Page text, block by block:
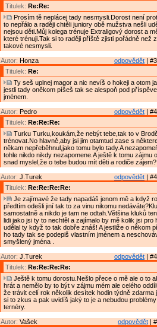
Titulek: Re:Re:
Prosím tě neplácej tady nesmysli.Dorost není
to nepřálo a raději chtěli juniory obě mužstva nešli
nejsou děti.Můj kolega trénuje Extraligový dorost a
které trénuji.Tak si to raději příště zjisti pořádně než
takové nesmysli.
odpovědět |
Autor: Honza
Titulek: Re:
Ty seš uplnej magor a nic nevíš o hokeji a otom
jestli tady oněkom píšeš tak se alespoň pod
jménem.
odpovědět |
Autor: Pedro
Titulek: Re:Re:Re:
Turku Turku,koukám,že nebýt tebe,tak to v
trénovat.No hlavně,aby jsi jim otamtud zase s
někam nepřeběhnul,jako tomu bylo tady.A
tohle nikdo nikdy nezapomene.A ještě k tomu zájmu
snad myslel,že o tebe budou mít děti a rodiče zájem?
odpovědět |
Autor: J.Turek
Titulek: Re:Re:Re:Re:
Je zajímavé že tady napadáš jenom mě a když
předtím odešli jiní tak to za vinu nikomu
samostatně a nikdo je tam ne odtah.Většina kluků
lidi jako jsi ty to nechtěl a zajímalo by mě kolik jsi pro
udělal ty když to tak dobře znáš! A jestliže o někom
ho tady tak se podepiš vlastním jménem a
smyšlený jména .
odpovědět |
Autor: J.Turek
Titulek: Re:Re:Re:Re:
Ještě k tomu dorostu.Nešlo přece o mě ale o to
hrát a nemělo by to být v zájmu mém ale celého
že trávit celí rok několik desítek hodin týdně zdarma
si to zkus a pak uvidíš jaký to je a nebudou
ternéry.
odpovědět |
Autor: Vašek